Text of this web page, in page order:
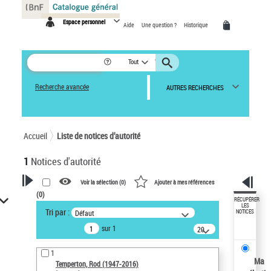
Espace personnel Aide Une question ? Historique
Tout
Recherche avancée AUTRES RECHERCHES
Accueil Liste de notices d’autorité
1 Notices d'autorité
VOTRE RECHERCHE
Recherche avancée dans les
notices d’autorité
Œuvres liées à l'auteur :
Temperton, Rod (1947-2016)
Voir la sélection (0) Ajouter à mes références
(0)
Tri par : Défaut
sur 1
20
résultats/page
1
Temperton, Rod (1947-2016)
RÉCUPÉRER
LES
NOTICES
Ma
Panneau de gestion des cookies